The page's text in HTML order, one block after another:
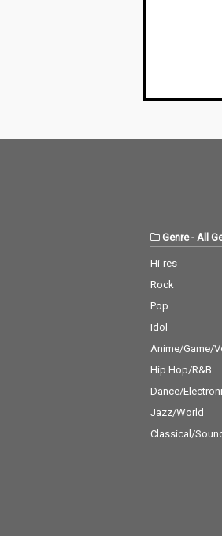
Genre- All
Hi-res
Rock
Pop
Idol
Anime/Game/
Hip Hop/R&B
Dance/
Jazz/World
Classical/